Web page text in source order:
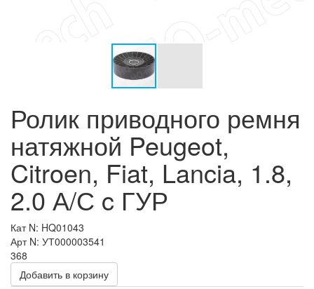
Ролик приводного ремня
натяжной Peugeot,
Citroen, Fiat, Lancia, 1.8,
2.0 А/С c ГУР
Кат N: HQ01043
Арт N: УТ000003541
368
Добавить в корзину